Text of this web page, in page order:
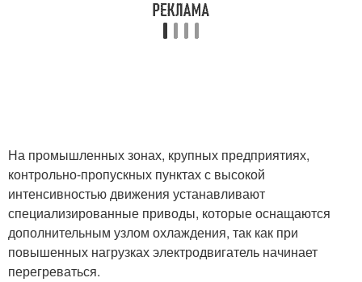
На промышленных зонах, крупных предприятиях,
контрольно-пропускных пунктах с высокой
интенсивностью движения устанавливают
специализированные приводы, которые оснащаются
дополнительным узлом охлаждения, так как при
повышенных нагрузках электродвигатель начинает
перегреваться.